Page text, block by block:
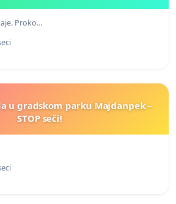
Proko…
u gradskom parku Majdanpek –
STOP seči!